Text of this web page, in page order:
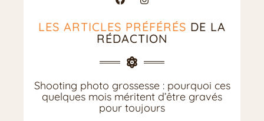
LES ARTICLES PRÉFÉRÉS DE LA
RÉDACTION
Shooting photo grossesse : pourquoi ces
quelques mois méritent d’être gravés
pour toujours